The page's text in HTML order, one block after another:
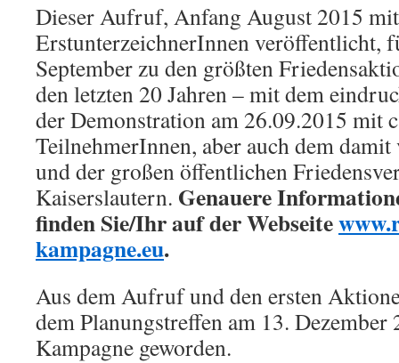
Dieser Aufruf, Anfang August 2015
ErstunterzeichnerInnen veröffentlicht,
September zu den größten
den letzten 20 Jahren – mit dem
der Demonstration am 26.09.2015 mit
TeilnehmerInnen, aber auch dem
und der großen öffentlichen
Kaiserslautern. Genauere
finden Sie/Ihr auf der Webseite
kampagne.eu.
Aus dem Aufruf und den ersten
dem Planungstreffen am 13.
Kampagne geworden.